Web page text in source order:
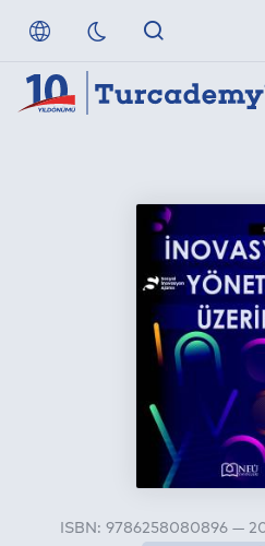
Referanslarımız
Uzaktan Erişim
Anlaşmalı Yayınevleri
ISBN: 9786258080896 —